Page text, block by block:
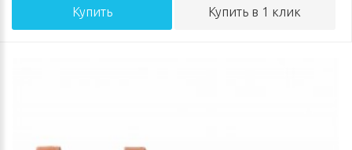
Купить Купить в 1 клик